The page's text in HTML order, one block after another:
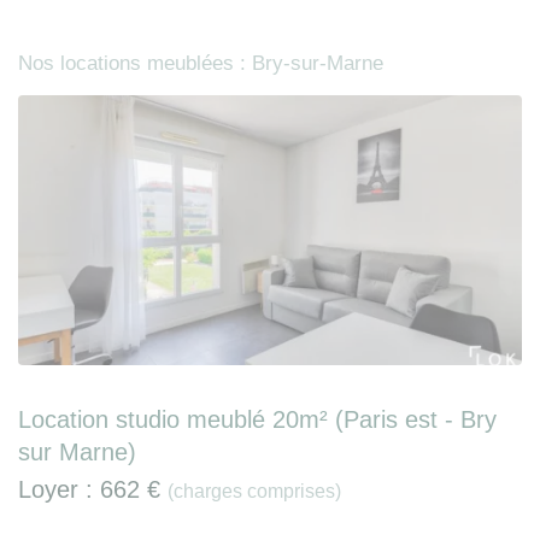
Nos locations meublées : Bry-sur-Marne
Location studio meublé 20m² (Paris est - Bry
sur Marne)
Loyer : 662 € (charges comprises)